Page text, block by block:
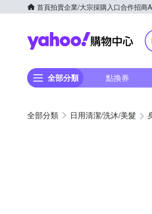
首頁拍賣企業/大宗採購入口合作招商
全部分類 點換券
日用清潔/洗沐/美髮